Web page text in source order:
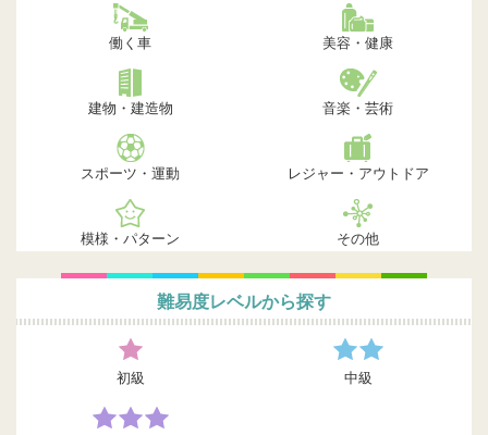
働く車 美容・健康
建物・建造物 音楽・芸術
スポーツ・運動 レジャー・アウトドア
模様・パターン その他
難易度レベルから探す
初級 中級